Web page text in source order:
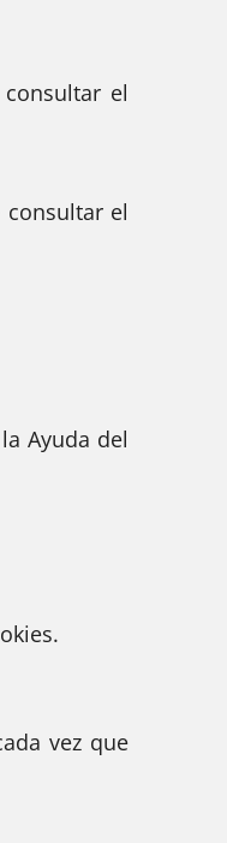
el
el
Ayuda del
vez que